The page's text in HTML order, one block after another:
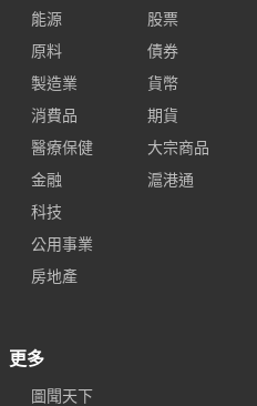
能源
原料
製造業
消費品
醫療保健
金融
科技
公用事業
房地產
股票
債券
貨幣
期貨
大宗商品
滬港通
更多
圖聞天下